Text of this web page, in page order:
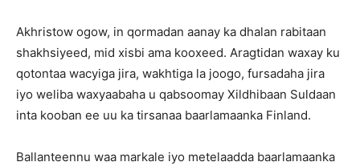
Akhristow ogow, in qormadan aanay ka dhalan rabitaan
shakhsiyeed, mid xisbi ama kooxeed. Aragtidan waxay ku
qotontaa wacyiga jira, wakhtiga la joogo, fursadaha jira
iyo weliba waxyaabaha u qabsoomay Xildhibaan Suldaan
inta kooban ee uu ka tirsanaa baarlamaanka Finland.
Ballanteennu waa markale iyo metelaadda baarlamaanka